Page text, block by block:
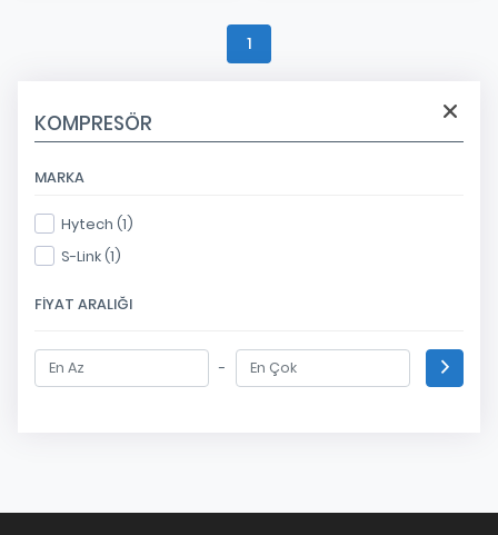
KOMPRESÖR
MARKA
Hytech (1)
S-Link (1)
FIYAT ARALIĞI
-
1